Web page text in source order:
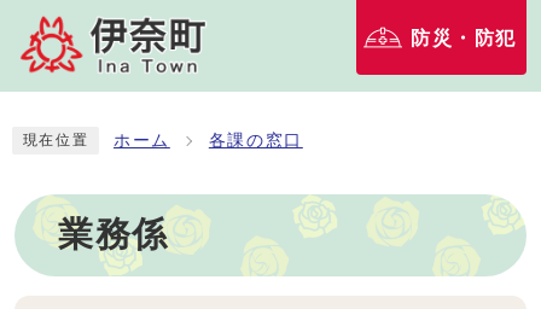
防災・防犯
現在位置 ホーム 各課の窓口
業務係